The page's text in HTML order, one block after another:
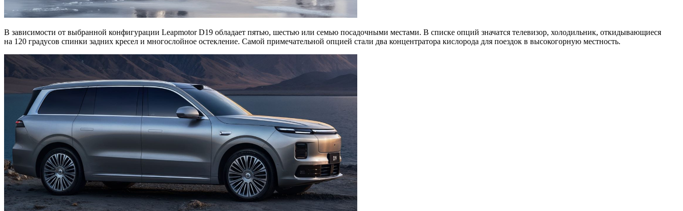
В зависимости от выбранной конфигурации Leapmotor D19 обладает пятью, шестью или семью посадочными местами. В списке опций значатся телевизор, холодильник, откидывающиеся
на 120 градусов спинки задних кресел и многослойное остекление. Самой примечательной опцией стали два концентратора кислорода для поездок в высокогорную местность.